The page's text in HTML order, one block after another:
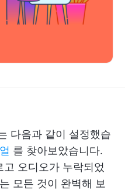
다음과 같이 설정했습
를 찾아보았습니다.
오디오가 누락되었
모든 것이 완벽해 보